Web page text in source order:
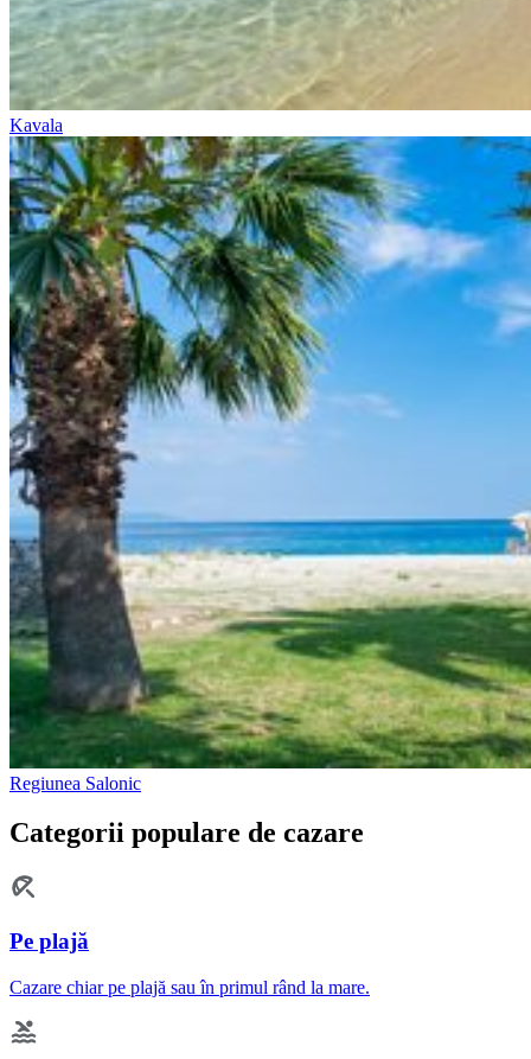
Kavala
Regiunea Salonic
Categorii populare de cazare
Pe plajă
Cazare chiar pe plajă sau în primul rând la mare.